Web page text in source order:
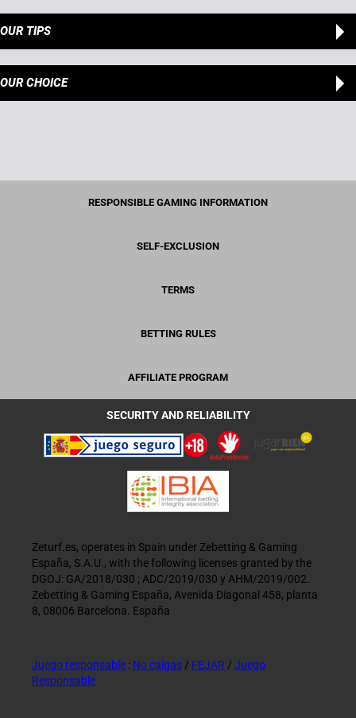
OUR TIPS
OUR CHOICE
RESPONSIBLE GAMING INFORMATION
SELF-EXCLUSION
TERMS
BETTING RULES
AFFILIATE PROGRAM
SECURITY AND RELIABILITY
Zeturf.es, operates in Spain under Zebetting & Gaming
España, S.A.U., with the following licenses granted by the
DGOJ: GA/2018/030 ; ADC/2019/030 y AHM/2019/002.
Zebetting & Gaming España, Avenida Diagonal 458, planta
8, 08006 Barcelona. España
Juego responsable : No caigas / FEJAR / Juego
Responsable